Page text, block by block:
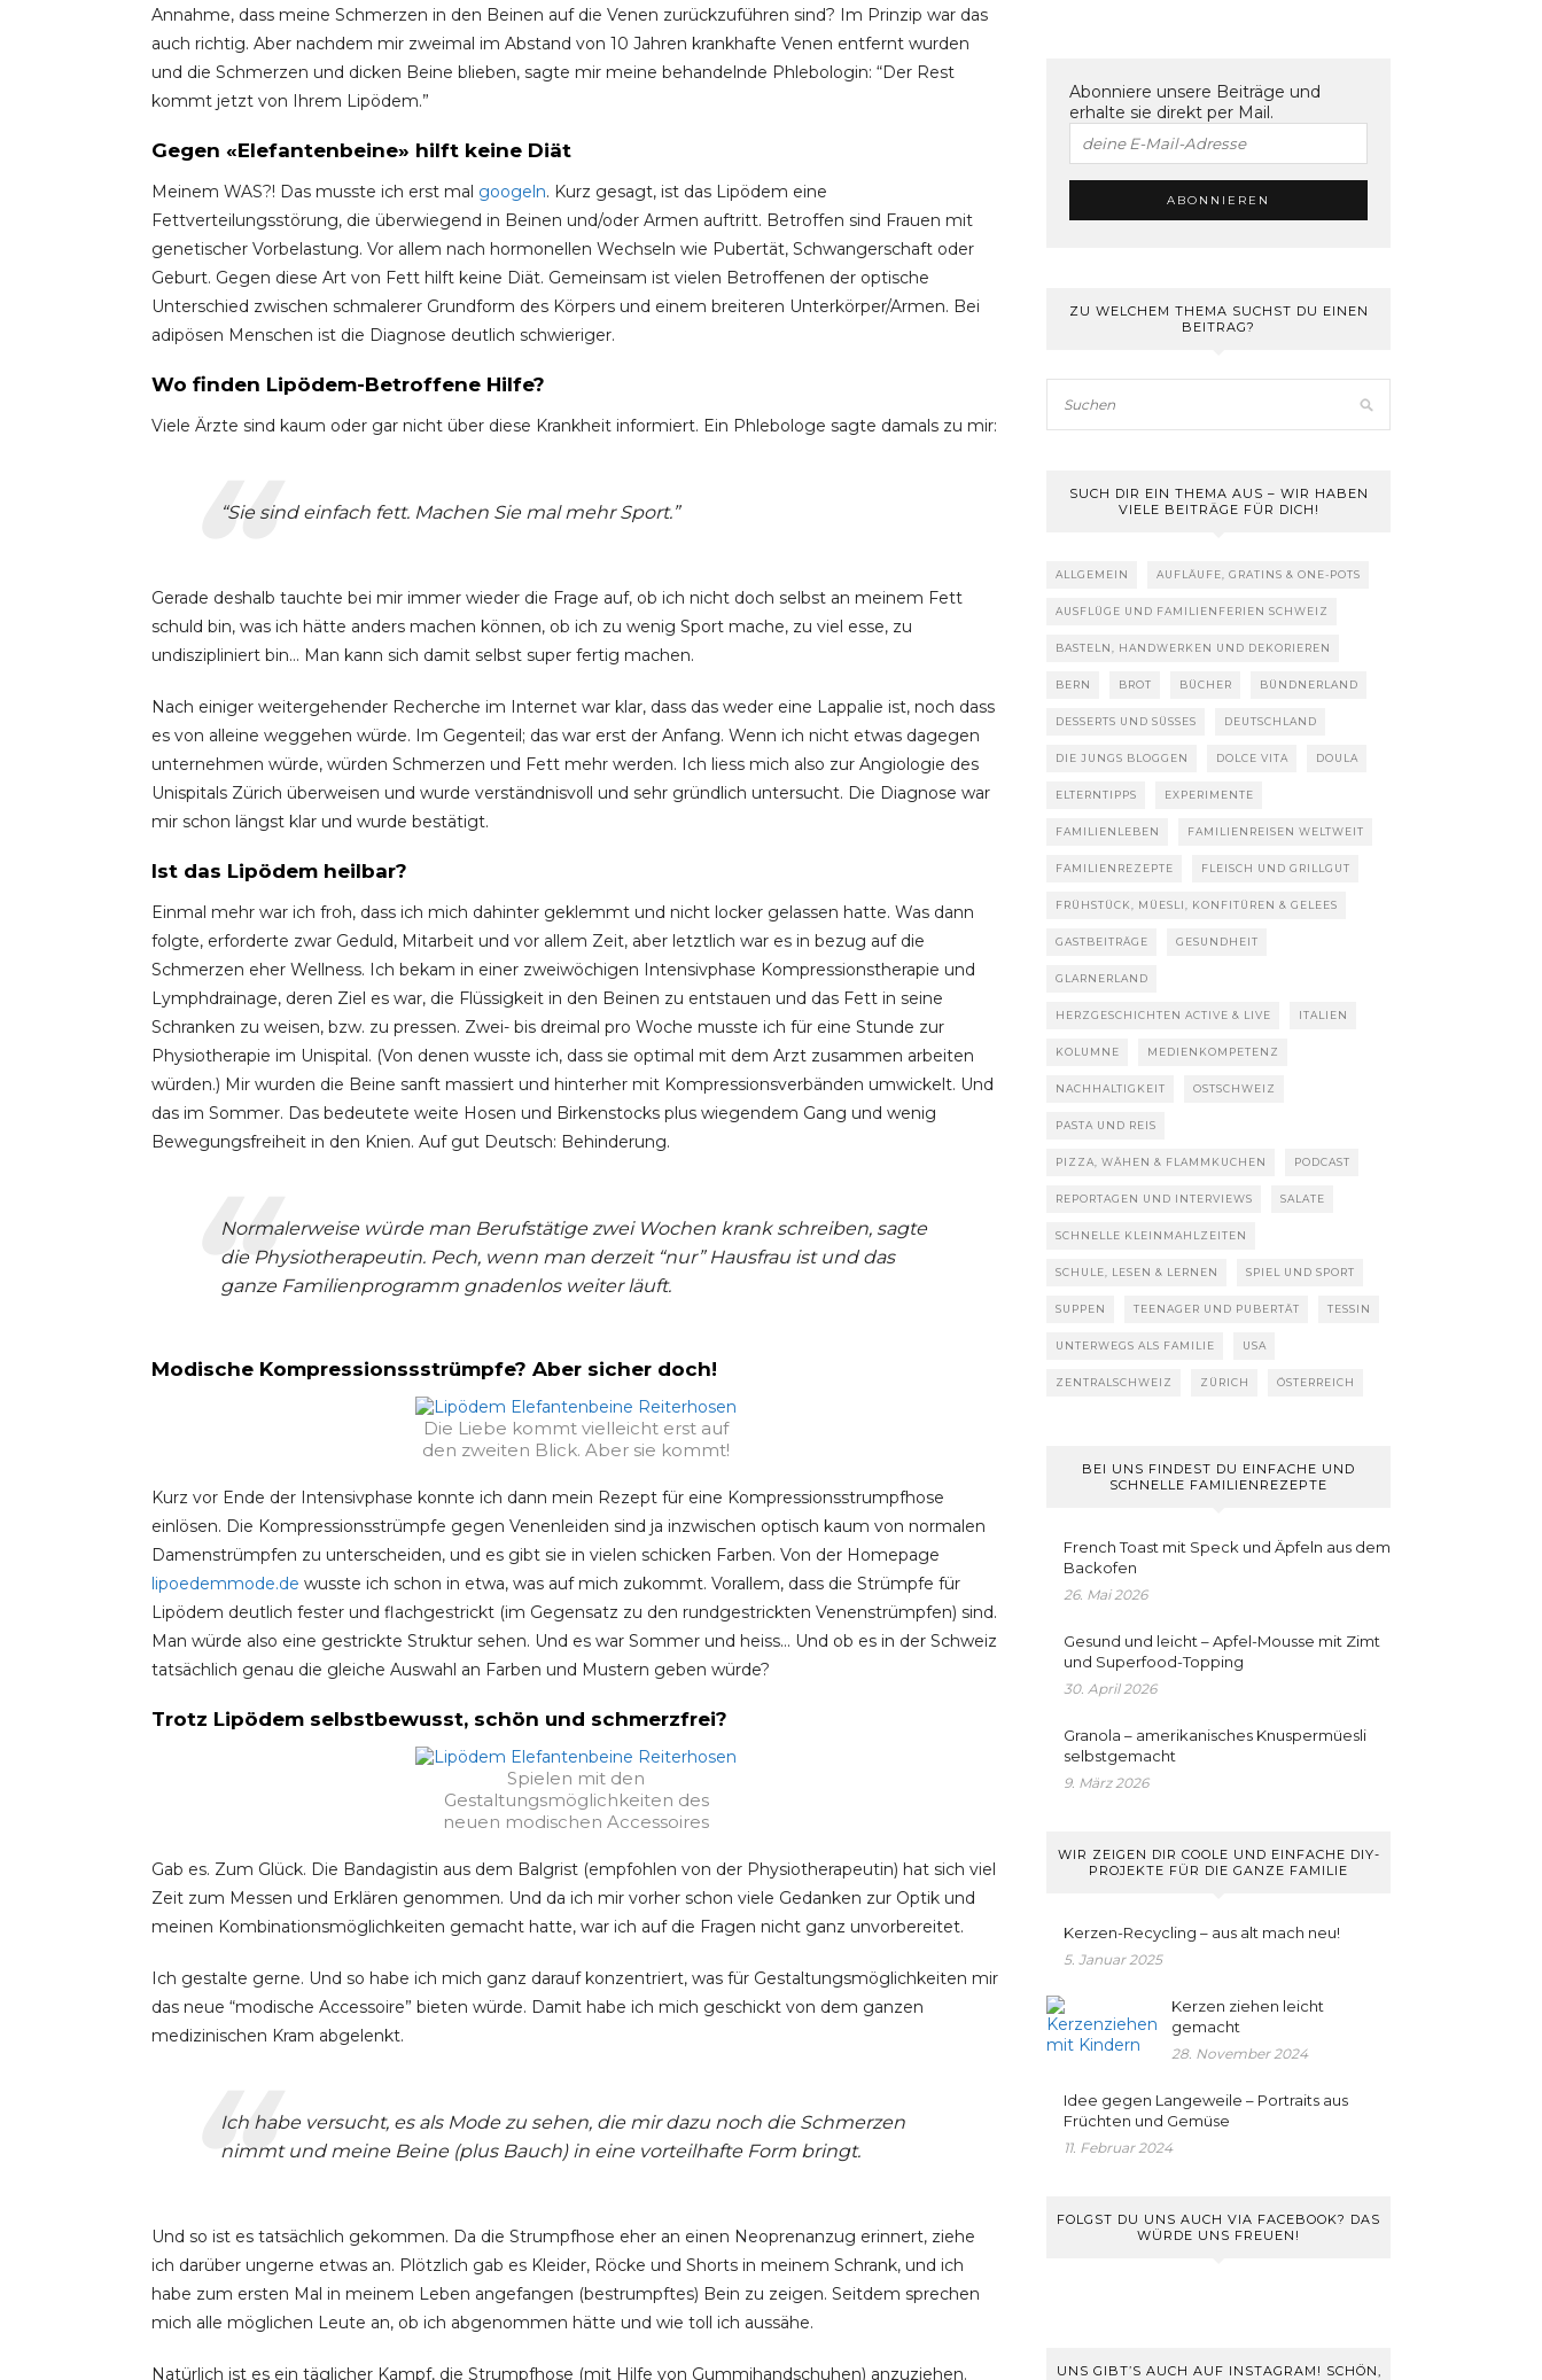
Annahme, dass meine Schmerzen in den Beinen auf die Venen zurückzuführen sind? Im Prinzip war das
auch richtig. Aber nachdem mir zweimal im Abstand von 10 Jahren krankhafte Venen entfernt wurden
und die Schmerzen und dicken Beine blieben, sagte mir meine behandelnde Phlebologin: “Der Rest
kommt jetzt von Ihrem Lipödem.”
Gegen «Elefantenbeine» hilft keine Diät
Meinem WAS?! Das musste ich erst mal googeln. Kurz gesagt, ist das Lipödem eine
Fettverteilungsstörung, die überwiegend in Beinen und/oder Armen auftritt. Betroffen sind Frauen mit
genetischer Vorbelastung. Vor allem nach hormonellen Wechseln wie Pubertät, Schwangerschaft oder
Geburt. Gegen diese Art von Fett hilft keine Diät. Gemeinsam ist vielen Betroffenen der optische
Unterschied zwischen schmalerer Grundform des Körpers und einem breiteren Unterkörper/Armen. Bei
adipösen Menschen ist die Diagnose deutlich schwieriger.
Wo finden Lipödem-Betroffene Hilfe?
Viele Ärzte sind kaum oder gar nicht über diese Krankheit informiert. Ein Phlebologe sagte damals zu mir:
“Sie sind einfach fett. Machen Sie mal mehr Sport.”
Gerade deshalb tauchte bei mir immer wieder die Frage auf, ob ich nicht doch selbst an meinem Fett
schuld bin, was ich hätte anders machen können, ob ich zu wenig Sport mache, zu viel esse, zu
undiszipliniert bin… Man kann sich damit selbst super fertig machen.
Nach einiger weitergehender Recherche im Internet war klar, dass das weder eine Lappalie ist, noch dass
es von alleine weggehen würde. Im Gegenteil; das war erst der Anfang. Wenn ich nicht etwas dagegen
unternehmen würde, würden Schmerzen und Fett mehr werden. Ich liess mich also zur Angiologie des
Unispitals Zürich überweisen und wurde verständnisvoll und sehr gründlich untersucht. Die Diagnose war
mir schon längst klar und wurde bestätigt.
Ist das Lipödem heilbar?
Einmal mehr war ich froh, dass ich mich dahinter geklemmt und nicht locker gelassen hatte. Was dann
folgte, erforderte zwar Geduld, Mitarbeit und vor allem Zeit, aber letztlich war es in bezug auf die
Schmerzen eher Wellness. Ich bekam in einer zweiwöchigen Intensivphase Kompressionstherapie und
Lymphdrainage, deren Ziel es war, die Flüssigkeit in den Beinen zu entstauen und das Fett in seine
Schranken zu weisen, bzw. zu pressen. Zwei- bis dreimal pro Woche musste ich für eine Stunde zur
Physiotherapie im Unispital. (Von denen wusste ich, dass sie optimal mit dem Arzt zusammen arbeiten
würden.) Mir wurden die Beine sanft massiert und hinterher mit Kompressionsverbänden umwickelt. Und
das im Sommer. Das bedeutete weite Hosen und Birkenstocks plus wiegendem Gang und wenig
Bewegungsfreiheit in den Knien. Auf gut Deutsch: Behinderung.
Normalerweise würde man Berufstätige zwei Wochen krank schreiben, sagte
die Physiotherapeutin. Pech, wenn man derzeit “nur” Hausfrau ist und das
ganze Familienprogramm gnadenlos weiter läuft.
Modische Kompressionssstrümpfe? Aber sicher doch!
Die Liebe kommt vielleicht erst auf
den zweiten Blick. Aber sie kommt!
Kurz vor Ende der Intensivphase konnte ich dann mein Rezept für eine Kompressionsstrumpfhose
einlösen. Die Kompressionsstrümpfe gegen Venenleiden sind ja inzwischen optisch kaum von normalen
Damenstrümpfen zu unterscheiden, und es gibt sie in vielen schicken Farben. Von der Homepage
lipoedemmode.de wusste ich schon in etwa, was auf mich zukommt. Vorallem, dass die Strümpfe für
Lipödem deutlich fester und flachgestrickt (im Gegensatz zu den rundgestrickten Venenstrümpfen) sind.
Man würde also eine gestrickte Struktur sehen. Und es war Sommer und heiss… Und ob es in der Schweiz
tatsächlich genau die gleiche Auswahl an Farben und Mustern geben würde?
Trotz Lipödem selbstbewusst, schön und schmerzfrei?
Spielen mit den
Gestaltungsmöglichkeiten des
neuen modischen Accessoires
Gab es. Zum Glück. Die Bandagistin aus dem Balgrist (empfohlen von der Physiotherapeutin) hat sich viel
Zeit zum Messen und Erklären genommen. Und da ich mir vorher schon viele Gedanken zur Optik und
meinen Kombinationsmöglichkeiten gemacht hatte, war ich auf die Fragen nicht ganz unvorbereitet.
Ich gestalte gerne. Und so habe ich mich ganz darauf konzentriert, was für Gestaltungsmöglichkeiten mir
das neue “modische Accessoire” bieten würde. Damit habe ich mich geschickt von dem ganzen
medizinischen Kram abgelenkt.
Ich habe versucht, es als Mode zu sehen, die mir dazu noch die Schmerzen
nimmt und meine Beine (plus Bauch) in eine vorteilhafte Form bringt.
Und so ist es tatsächlich gekommen. Da die Strumpfhose eher an einen Neoprenanzug erinnert, ziehe
ich darüber ungerne etwas an. Plötzlich gab es Kleider, Röcke und Shorts in meinem Schrank, und ich
habe zum ersten Mal in meinem Leben angefangen (bestrumpftes) Bein zu zeigen. Seitdem sprechen
mich alle möglichen Leute an, ob ich abgenommen hätte und wie toll ich aussähe.
Natürlich ist es ein täglicher Kampf, die Strumpfhose (mit Hilfe von Gummihandschuhen) anzuziehen.
Abonniere unsere Beiträge und
erhalte sie direkt per Mail.
ZU WELCHEM THEMA SUCHST DU EINEN
BEITRAG?
SUCH DIR EIN THEMA AUS – WIR HABEN
VIELE BEITRÄGE FÜR DICH!
ALLGEMEIN AUFLÄUFE, GRATINS & ONE-POTS
AUSFLÜGE UND FAMILIENFERIEN SCHWEIZ
BASTELN, HANDWERKEN UND DEKORIEREN
BERN BROT BÜCHER BÜNDNERLAND
DESSERTS UND SÜSSES DEUTSCHLAND
DIE JUNGS BLOGGEN DOLCE VITA DOULA
ELTERNTIPPS EXPERIMENTE
FAMILIENLEBEN FAMILIENREISEN WELTWEIT
FAMILIENREZEPTE FLEISCH UND GRILLGUT
FRÜHSTÜCK, MÜESLI, KONFITÜREN & GELEES
GASTBEITRÄGE GESUNDHEIT
GLARNERLAND
HERZGESCHICHTEN ACTIVE & LIVE ITALIEN
KOLUMNE MEDIENKOMPETENZ
NACHHALTIGKEIT OSTSCHWEIZ
PASTA UND REIS
PIZZA, WÄHEN & FLAMMKUCHEN PODCAST
REPORTAGEN UND INTERVIEWS SALATE
SCHNELLE KLEINMAHLZEITEN
SCHULE, LESEN & LERNEN SPIEL UND SPORT
SUPPEN TEENAGER UND PUBERTÄT TESSIN
UNTERWEGS ALS FAMILIE USA
ZENTRALSCHWEIZ ZÜRICH ÖSTERREICH
BEI UNS FINDEST DU EINFACHE UND
SCHNELLE FAMILIENREZEPTE
French Toast mit Speck und Äpfeln aus dem
Backofen
26. Mai 2026
Gesund und leicht – Apfel-Mousse mit Zimt
und Superfood-Topping
30. April 2026
Granola – amerikanisches Knuspermüesli
selbstgemacht
9. März 2026
WIR ZEIGEN DIR COOLE UND EINFACHE DIY-
PROJEKTE FÜR DIE GANZE FAMILIE
Kerzen-Recycling – aus alt mach neu!
5. Januar 2025
Kerzen ziehen leicht
gemacht
28. November 2024
Idee gegen Langeweile – Portraits aus
Früchten und Gemüse
11. Februar 2024
FOLGST DU UNS AUCH VIA FACEBOOK? DAS
WÜRDE UNS FREUEN!
UNS GIBT’S AUCH AUF INSTAGRAM! SCHÖN,